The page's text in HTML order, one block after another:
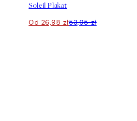
Soleil Plakat
Od 26,98 zł53,95 zł